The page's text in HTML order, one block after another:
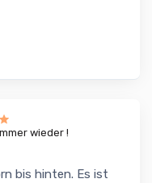
wieder !
bis hinten. Es ist